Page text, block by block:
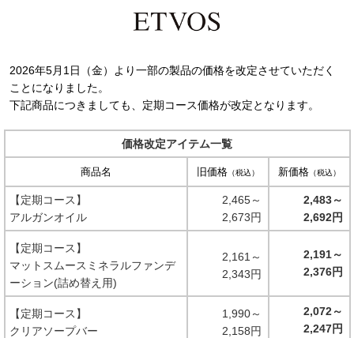
2026年5月1日（金）より一部の製品の価格を改定させていただく
ことになりました。
下記商品につきましても、定期コース価格が改定となります。
価格改定アイテム一覧
商品名 旧価格（税込） 新価格（税込）
【定期コース】
アルガンオイル
2,465～
2,673円
2,483～
2,692円
【定期コース】
マットスムースミネラルファンデ
ーション(詰め替え用)
2,161～
2,343円
2,191～
2,376円
【定期コース】
クリアソープバー
1,990～
2,158円
2,072～
2,247円